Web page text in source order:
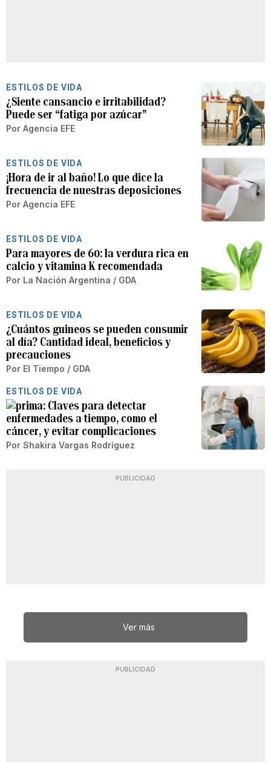
ESTILOS DE VIDA
¿Siente cansancio e irritabilidad?
Puede ser “fatiga por azúcar”
Por Agencia EFE
ESTILOS DE VIDA
¡Hora de ir al baño! Lo que dice la
frecuencia de nuestras deposiciones
Por Agencia EFE
ESTILOS DE VIDA
Para mayores de 60: la verdura rica en
calcio y vitamina K recomendada
Por La Nación Argentina / GDA
ESTILOS DE VIDA
¿Cuántos guineos se pueden consumir
al día? Cantidad ideal, beneficios y
precauciones
Por El Tiempo / GDA
ESTILOS DE VIDA
Claves para detectar
enfermedades a tiempo, como el
cáncer, y evitar complicaciones
Por Shakira Vargas Rodríguez
PUBLICIDAD
Ver más
PUBLICIDAD